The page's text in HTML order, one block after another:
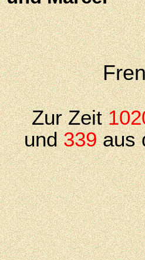
Zur Zeit
und339aus